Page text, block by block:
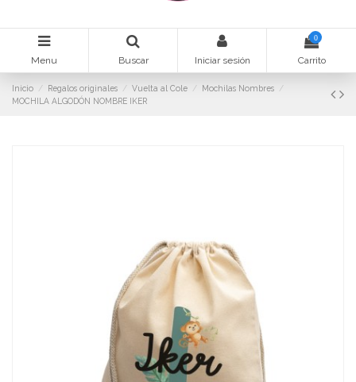
Menu Buscar Iniciar sesión
0
Carrito
Inicio Regalos originales Vuelta al Cole
Mochilas Nombres
MOCHILA ALGODÓN NOMBRE IKER